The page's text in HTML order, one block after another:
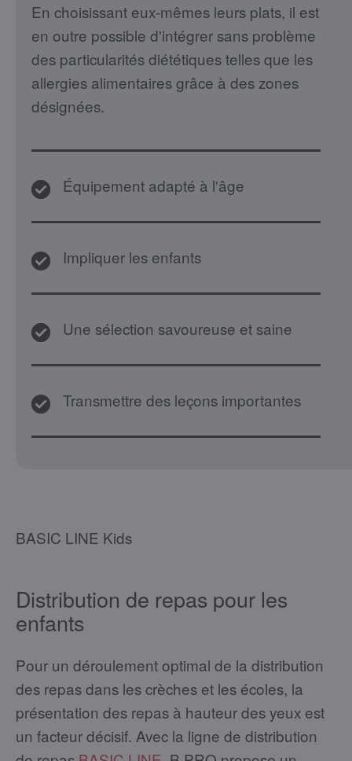
En choisissant eux-mêmes leurs plats, il est
en outre possible d'intégrer sans problème
des particularités diététiques telles que les
allergies alimentaires grâce à des zones
désignées.
Équipement adapté à l'âge
Impliquer les enfants
Une sélection savoureuse et saine
Transmettre des leçons importantes
BASIC LINE Kids
Distribution de repas pour les
enfants
Pour un déroulement optimal de la distribution
des repas dans les crèches et les écoles, la
présentation des repas à hauteur des yeux est
un facteur décisif. Avec la ligne de distribution